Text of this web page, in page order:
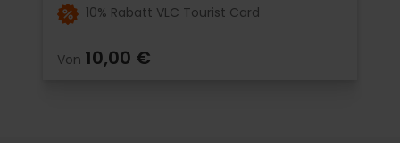
10% Rabatt VLC Tourist Card
Von 10,00 €